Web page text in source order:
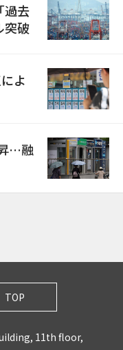
過去
突破
よ
…融
TOP
11th floor,